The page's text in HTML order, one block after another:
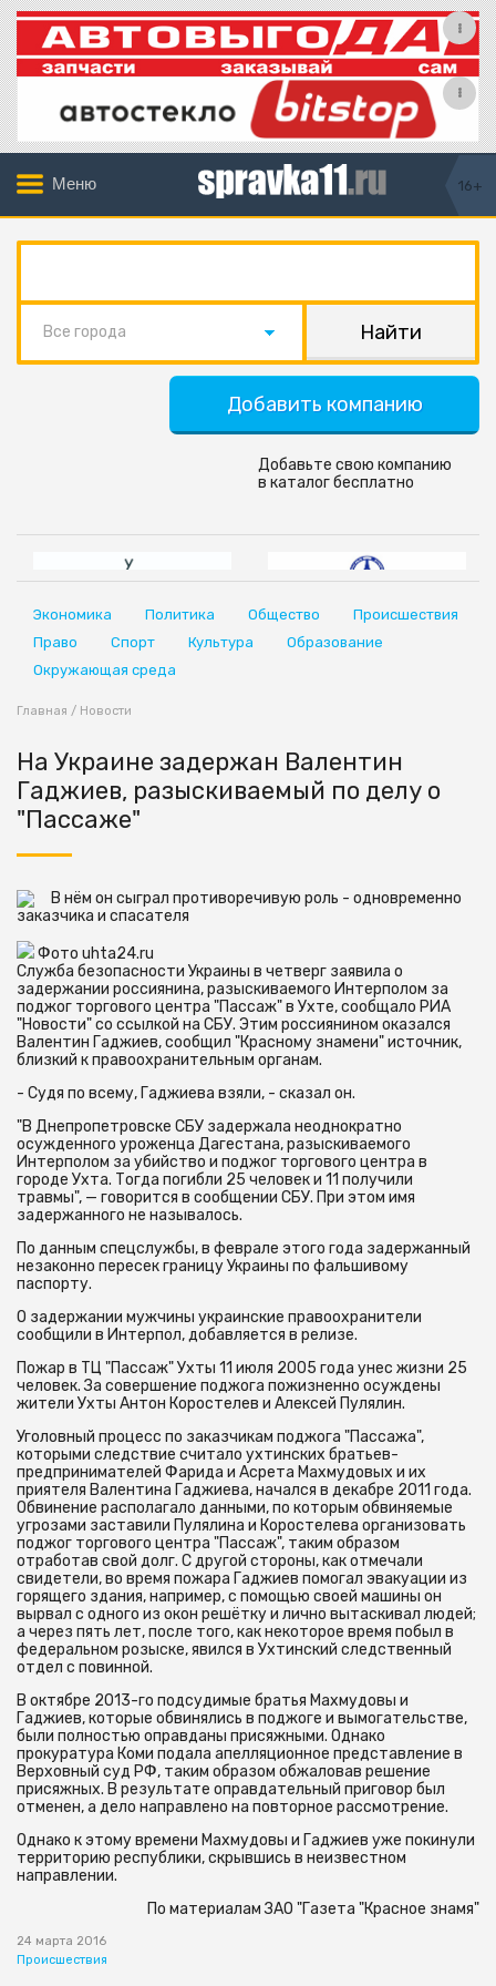
Меню 16+
Все города
Добавить компанию
Добавьте свою компанию
в каталог бесплатно
Экономика Политика Общество
Происшествия
Право
Спорт Культура
Образование
Окружающая среда
Главная / Новости
На Украине задержан Валентин
Гаджиев, разыскиваемый по делу о
"Пассаже"
В нём он сыграл противоречивую роль - одновременно
заказчика и спасателя
Фото uhta24.ru
Служба безопасности Украины в четверг заявила о
задержании россиянина, разыскиваемого Интерполом за
поджог торгового центра "Пассаж" в Ухте, сообщало РИА
"Новости" со ссылкой на СБУ. Этим россиянином оказался
Валентин Гаджиев, сообщил "Красному знамени" источник,
близкий к правоохранительным органам.
- Судя по всему, Гаджиева взяли, - сказал он.
"В Днепропетровске СБУ задержала неоднократно
осужденного уроженца Дагестана, разыскиваемого
Интерполом за убийство и поджог торгового центра в
городе Ухта. Тогда погибли 25 человек и 11 получили
травмы", — говорится в сообщении СБУ. При этом имя
задержанного не называлось.
По данным спецслужбы, в феврале этого года задержанный
незаконно пересек границу Украины по фальшивому
паспорту.
О задержании мужчины украинские правоохранители
сообщили в Интерпол, добавляется в релизе.
Пожар в ТЦ "Пассаж" Ухты 11 июля 2005 года унес жизни 25
человек. За совершение поджога пожизненно осуждены
жители Ухты Антон Коростелев и Алексей Пулялин.
Уголовный процесс по заказчикам поджога "Пассажа",
которыми следствие считало ухтинских братьев-
предпринимателей Фарида и Асрета Махмудовых и их
приятеля Валентина Гаджиева, начался в декабре 2011 года.
Обвинение располагало данными, по которым обвиняемые
угрозами заставили Пулялина и Коростелева организовать
поджог торгового центра "Пассаж", таким образом
отработав свой долг. С другой стороны, как отмечали
свидетели, во время пожара Гаджиев помогал эвакуации из
горящего здания, например, с помощью своей машины он
вырвал с одного из окон решётку и лично вытаскивал людей;
а через пять лет, после того, как некоторое время побыл в
федеральном розыске, явился в Ухтинский следственный
отдел с повинной.
В октябре 2013-го подсудимые братья Махмудовы и
Гаджиев, которые обвинялись в поджоге и вымогательстве,
были полностью оправданы присяжными. Однако
прокуратура Коми подала апелляционное представление в
Верховный суд РФ, таким образом обжаловав решение
присяжных. В результате оправдательный приговор был
отменен, а дело направлено на повторное рассмотрение.
Однако к этому времени Махмудовы и Гаджиев уже покинули
территорию республики, скрывшись в неизвестном
направлении.
По материалам ЗАО "Газета "Красное знамя"
24 марта 2016
Происшествия